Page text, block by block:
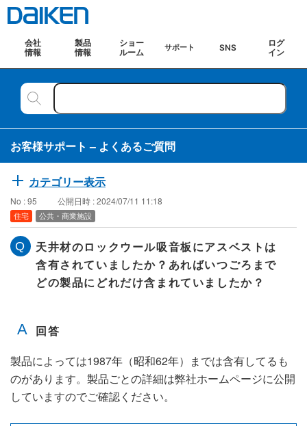
会社
情報
製品
情報
ショー
ルーム
サポート SNS
ログ
イン
お客様サポート – よくあるご質問
カテゴリー表示
No : 95 公開日時 : 2024/07/11 11:18
住宅 公共・商業施設
天井材のロックウール吸音板にアスベストは
含有されていましたか？あればいつごろまで
どの製品にどれだけ含まれていましたか？
製品によっては1987年（昭和62年）までは含有してるも
のがあります。製品ごとの詳細は弊社ホームページに公開
していますのでご確認ください。